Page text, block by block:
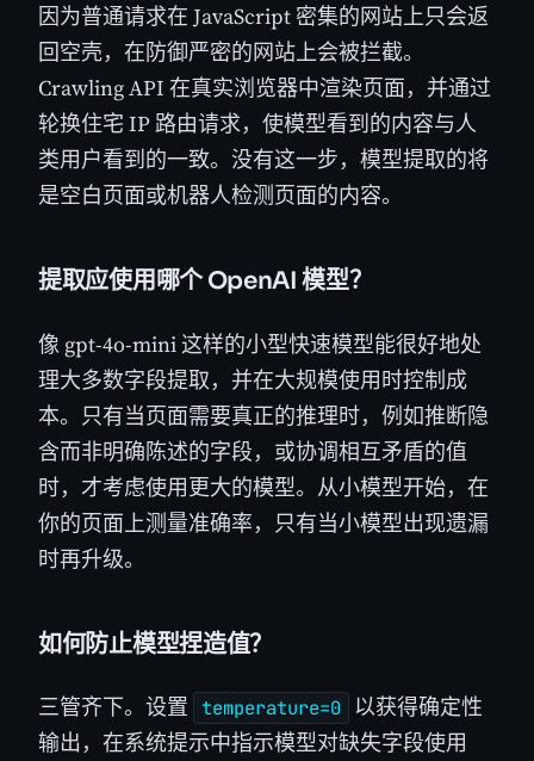
因为普通请求在 JavaScript 密集的网站上只会返
回空壳，在防御严密的网站上会被拦截。
Crawling API 在真实浏览器中渲染页面，并通过
轮换住宅 IP 路由请求，使模型看到的内容与人
类用户看到的一致。没有这一步，模型提取的将
是空白页面或机器人检测页面的内容。
提取应使用哪个 OpenAI 模型？
像 gpt-4o-mini 这样的小型快速模型能很好地处
理大多数字段提取，并在大规模使用时控制成
本。只有当页面需要真正的推理时，例如推断隐
含而非明确陈述的字段，或协调相互矛盾的值
时，才考虑使用更大的模型。从小模型开始，在
你的页面上测量准确率，只有当小模型出现遗漏
时再升级。
如何防止模型捏造值？
三管齐下。设置 temperature=0
以获得确定性
输出，在系统提示中指示模型对缺失字段使用